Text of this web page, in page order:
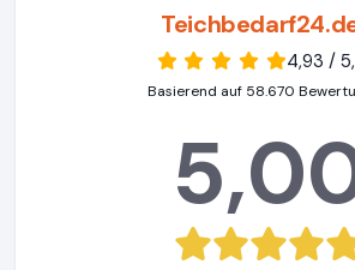
4,93 /
Basierend auf 58.670